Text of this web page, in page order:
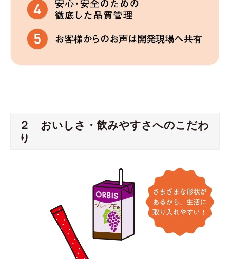
２ おいしさ・飲みやすさへのこだわ
り